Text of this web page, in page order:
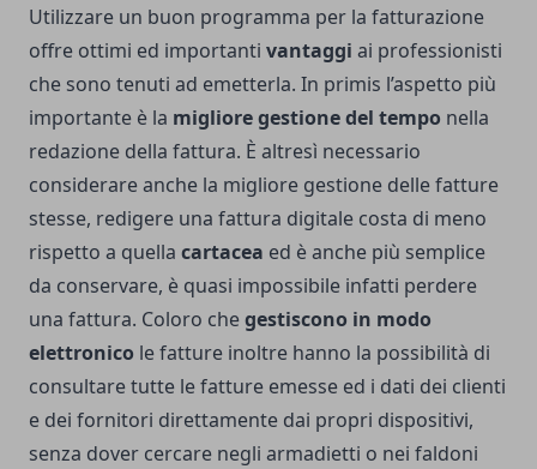
Utilizzare un buon programma per la fatturazione
offre ottimi ed importanti vantaggi ai professionisti
che sono tenuti ad emetterla. In primis l’aspetto più
importante è la migliore gestione del tempo nella
redazione della fattura. È altresì necessario
considerare anche la migliore gestione delle fatture
stesse, redigere una fattura digitale costa di meno
rispetto a quella cartacea ed è anche più semplice
da conservare, è quasi impossibile infatti perdere
una fattura. Coloro chegestiscono in modo
elettronico le fatture inoltre hanno la possibilità di
consultare tutte le fatture emesse ed i dati dei clienti
e dei fornitori direttamente dai propri dispositivi,
senza dover cercare negli armadietti o nei faldoni